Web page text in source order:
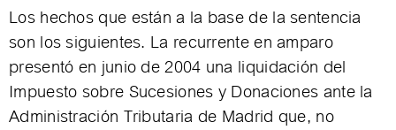
Los hechos que están a la base de la sentencia
son los siguientes. La recurrente en amparo
presentó en junio de 2004 una liquidación del
Impuesto sobre Sucesiones y Donaciones ante la
Administración Tributaria de Madrid que, no